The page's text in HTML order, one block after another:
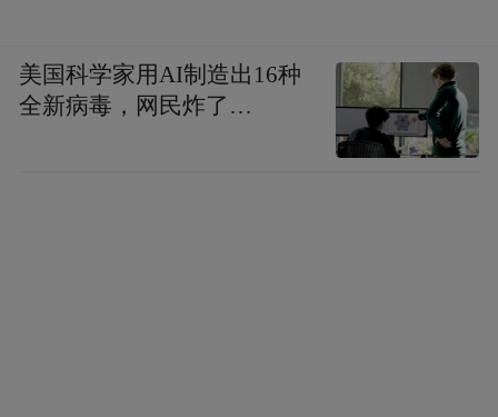
美国科学家用AI制造出16种
全新病毒，网民炸了…